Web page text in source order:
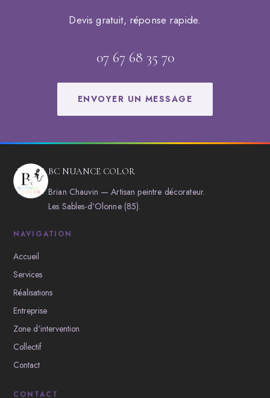
Devis gratuit, réponse rapide.
07 67 68 35 70
ENVOYER UN MESSAGE
BC NUANCE COLOR
Brian Chauvin — Artisan peintre décorateur.
Les Sables-d'Olonne (85).
NAVIGATION
Accueil
Services
Réalisations
Entreprise
Zone d'intervention
Collectif
Contact
CONTACT